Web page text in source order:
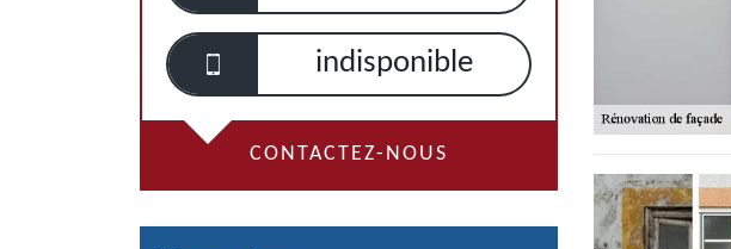
indisponible
CONTACTEZ-NOUS